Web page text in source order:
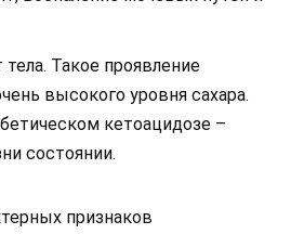
тела. Такое проявление
высокого уровня сахара.
кетоацидозе –
состоянии.
признаков